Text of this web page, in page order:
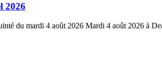
2026
du mardi 4 août 2026 Mardi 4 août 2026 à